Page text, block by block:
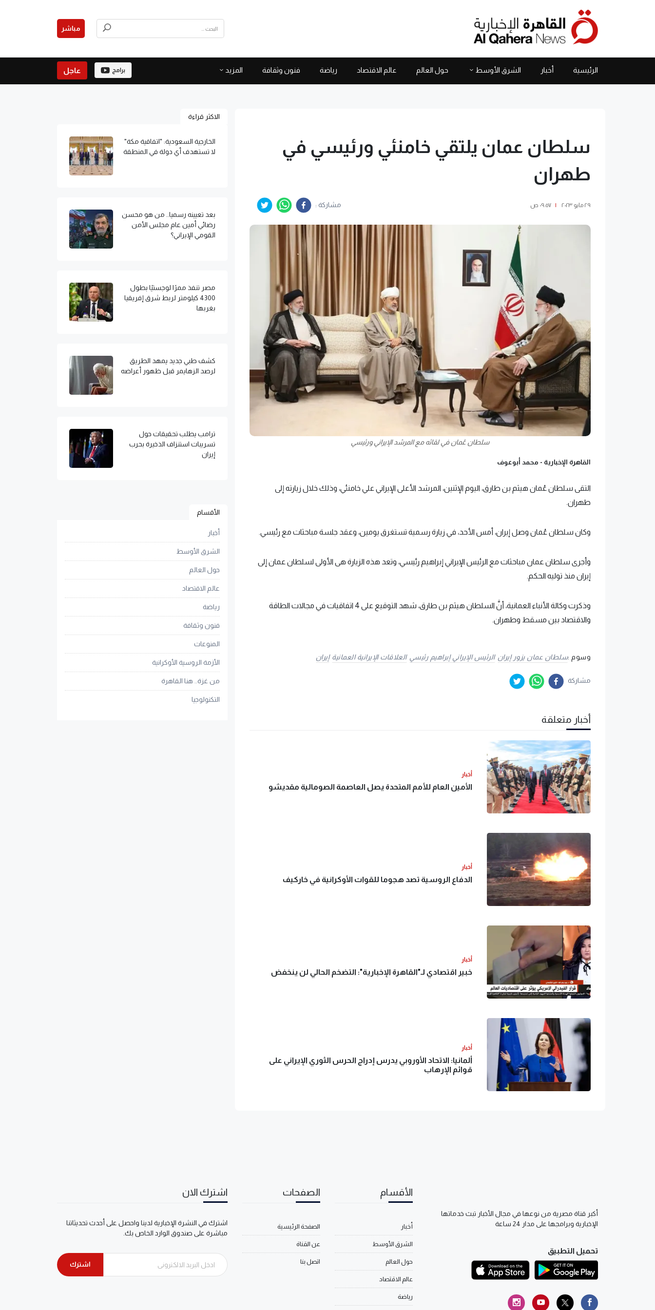
مباشر
الرئيسية أخبار الشرق الأوسط حول العالم عالم الاقتصاد رياضة فنون وثقافة المزيد برامج عاجل
سلطان عمان يلتقي خامنئي ورئيسي في
طهران
٢٩ مايو ٢٠٢٣ | ٠٩:٥٧ ص مشاركة :
سلطان عُمان في لقائه مع المرشد الإيراني ورئيسي
القاهرة الإخبارية - محمد أبوعوف
التقى سلطان عُمان هيثم بن طارق، اليوم الإثنين، المرشد الأعلى الإيراني علي خامنئي، وذلك خلال زيارته إلى
طهران.
وكان سلطان عُمان وصل إيران، أمس الأحد، في زيارة رسمية تستغرق يومين، وعقد جلسة مباحثات مع رئيسي.
وأجرى سلطان عمان مباحثات مع الرئيس الإيراني إبراهيم رئيسي، وتعد هذه الزيارة هى الأولى لسلطان عمان إلى
إيران منذ توليه الحكم.
وذكرت وكالة الأنباء العمانية، أنَّ السلطان هيثم بن طارق، شهد التوقيع على 4 اتفاقيات في مجالات الطاقة
والاقتصاد بين مسقط وطهران.
وسوم :سلطان عمان يزور إيران الرئيس الإيراني إبراهيم رئيسي العلاقات الإيرانية العمانية إيران
مشاركة
أخبار متعلقة
أخبار
الأمين العام للأمم المتحدة يصل العاصمة الصومالية مقديشو
أخبار
الدفاع الروسية تصد هجوما للقوات الأوكرانية في خاركيف
أخبار
خبير اقتصادي لـ"القاهرة الإخبارية": التضخم الحالي لن ينخفض
أخبار
ألمانيا: الاتحاد الأوروبي يدرس إدراج الحرس الثوري الإيراني على
قوائم الإرهاب
الاكثر قراءة
الخارجية السعودية: "اتفاقية مكة"
لا تستهدف أي دولة في المنطقة
بعد تعيينه رسميا.. من هو محسن
رضائي أمين عام مجلس الأمن
القومي الإيراني؟
مصر تنفذ ممرًا لوجستيًا بطول
4300 كيلومتر لربط شرق إفريقيا
بغربها
كشف طبي جديد يمهد الطريق
لرصد الزهايمر قبل ظهور أعراضه
ترامب يطلب تحقيقات حول
تسريبات استنزاف الذخيرة بحرب
إيران
الأقسام
أخبار
الشرق الأوسط
حول العالم
عالم الاقتصاد
رياضة
فنون وثقافة
المنوعات
الأزمة الروسية الأوكرانية
من غزة.. هنا القاهرة
التكنولوجيا
أكبر قناة مصرية من نوعها في مجال الأخبار تبث خدماتها
الإخبارية وبرامجها على مدار 24 ساعة
تحميل التطبيق
الأقسام
أخبار
الشرق الأوسط
حول العالم
عالم الاقتصاد
رياضة
الصفحات
الصفحة الرئيسية
عن القناة
اتصل بنا
اشترك الان
اشترك في النشرة الإخبارية لدينا واحصل على أحدث تحديثاتنا
مباشرة على صندوق الوارد الخاص بك.
اشترك